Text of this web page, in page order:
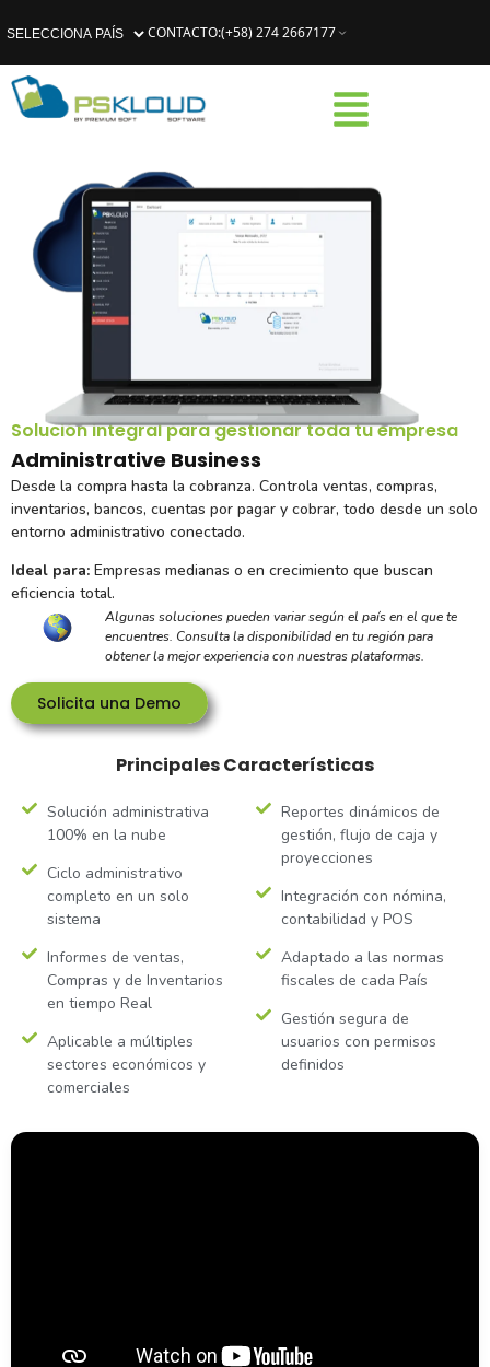
CONTACTO:(+58) 274 2667177
Solución integral para gestionar toda tu empresa
Administrative Business
Desde la compra hasta la cobranza. Controla ventas, compras,
inventarios, bancos, cuentas por pagar y cobrar, todo desde un solo
entorno administrativo conectado.
Ideal para: Empresas medianas o en crecimiento que buscan
eficiencia total.
Algunas soluciones pueden variar según el país en el que te
encuentres. Consulta la disponibilidad en tu región para
obtener la mejor experiencia con nuestras plataformas.
Solicita una Demo
Principales Características
Solución administrativa
100% en la nube
Ciclo administrativo
completo en un solo
sistema
Informes de ventas,
Compras y de Inventarios
en tiempo Real
Aplicable a múltiples
sectores económicos y
comerciales
Reportes dinámicos de
gestión, flujo de caja y
proyecciones
Integración con nómina,
contabilidad y POS
Adaptado a las normas
fiscales de cada País
Gestión segura de
usuarios con permisos
definidos